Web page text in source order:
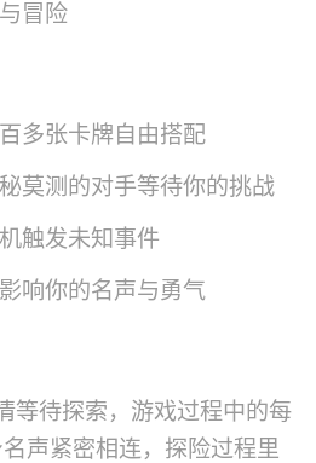
冒险
多张卡牌自由搭配
莫测的对手等待你的挑战
触发未知事件
响你的名声与勇气
等待探索，游戏过程中的每
声紧密相连，探险过程里